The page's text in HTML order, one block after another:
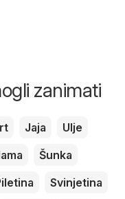
zanimati
Jaja
Ulje
Šunka
Svinjetina